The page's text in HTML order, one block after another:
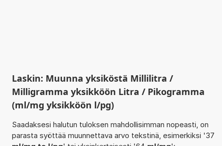
Laskin: Muunna yksiköstä Millilitra /
Milligramma yksikköön Litra / Pikogramma
(ml/mg yksikköön l/pg)
Saadaksesi halutun tuloksen mahdollisimman nopeasti, on
parasta syöttää muunnettava arvo tekstinä, esimerkiksi '37